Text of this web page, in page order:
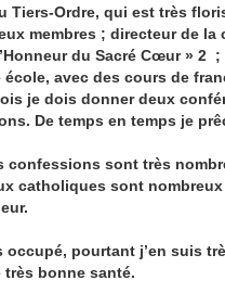
Tiers-Ordre, qui est très
membres ; directeur de la
du Sacré Cœur » 2 ;
école, avec des cours de
je dois donner deux
De temps en temps je
confessions sont très
catholiques sont
occupé, pourtant j’en suis
très bonne santé.